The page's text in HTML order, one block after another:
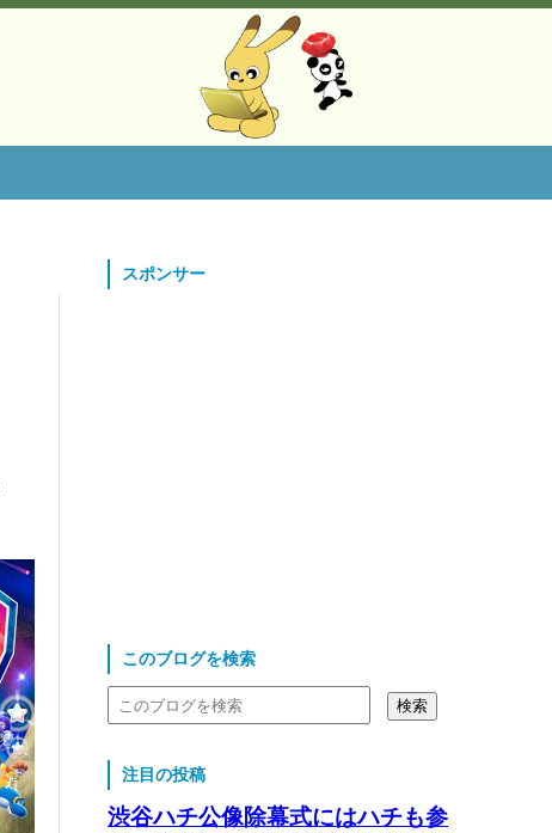
スポンサー
このブログを検索
注目の投稿
渋谷ハチ公像除幕式にはハチも参